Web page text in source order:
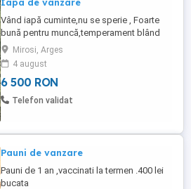
Vând iapă cuminte,nu se sperie , Foarte
bună pentru muncă,temperament blând
,mai multe detalii la nr de telefon Preț
negociabil
Mirosi, Arges
4 august
6 500 RON
Telefon validat
Pauni de vanzare
Pauni de 1 an ,vaccinati la termen .400 lei
bucata